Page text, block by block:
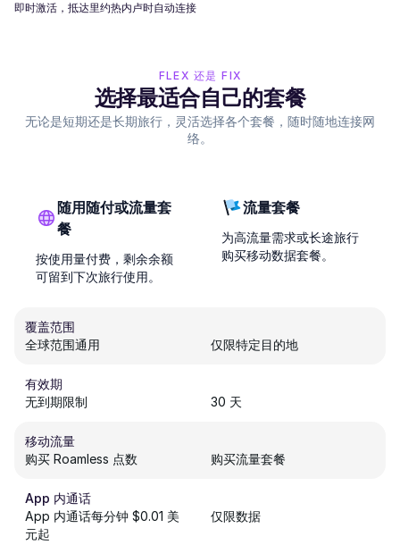
即时激活，抵达里约热内卢时自动连接
FLEX 还是 FIX
选择最适合自己的套餐
无论是短期还是长期旅行，灵活选择各个套餐，随时随地连接网
络。
随用随付或流量套
餐
按使用量付费，剩余余额
可留到下次旅行使用。
流量套餐
为高流量需求或长途旅行
购买移动数据套餐。
覆盖范围
全球范围通用
仅限特定目的地
有效期
无到期限制
30 天
移动流量
购买 Roamless 点数
购买流量套餐
App 内通话
App 内通话每分钟 $0.01 美
元起
仅限数据